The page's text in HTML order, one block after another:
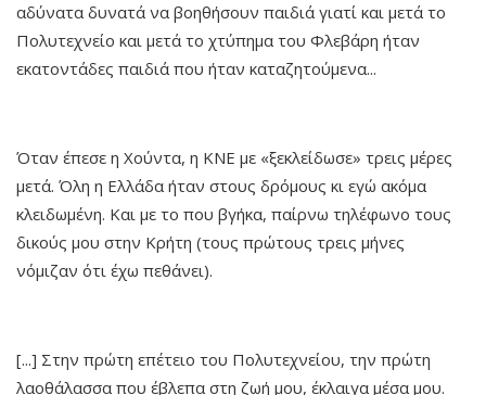
αδύνατα δυνατά να βοηθήσουν παιδιά γιατί και μετά το
Πολυτεχνείο και μετά το χτύπημα του Φλεβάρη ήταν
εκατοντάδες παιδιά που ήταν καταζητούμενα...
Όταν έπεσε η Χούντα, η ΚΝΕ με «ξεκλείδωσε» τρεις μέρες
μετά. Όλη η Ελλάδα ήταν στους δρόμους κι εγώ ακόμα
κλειδωμένη. Και με το που βγήκα, παίρνω τηλέφωνο τους
δικούς μου στην Κρήτη (τους πρώτους τρεις μήνες
νόμιζαν ότι έχω πεθάνει).
[...] Στην πρώτη επέτειο του Πολυτεχνείου, την πρώτη
λαοθάλασσα που έβλεπα στη ζωή μου, έκλαιγα μέσα μου.